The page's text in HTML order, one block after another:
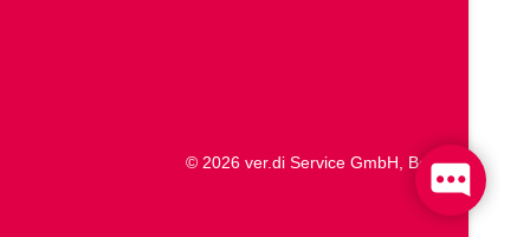
© 2026 ver.di Service GmbH, Berlin